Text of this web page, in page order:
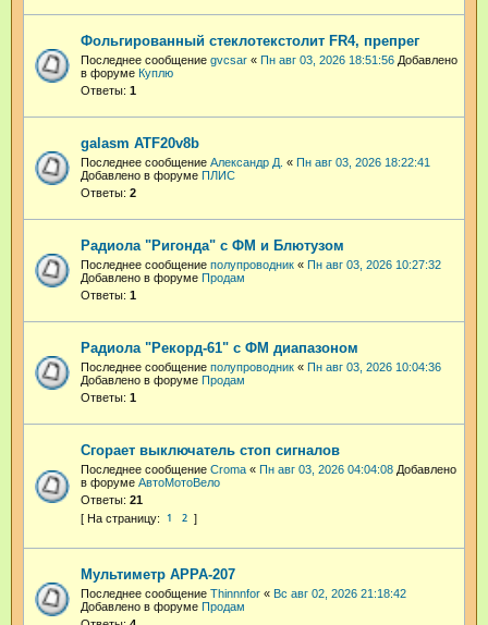
Фольгированный стеклотекстолит FR4, препрег
Последнее сообщение gvcsar « Пн авг 03, 2026 18:51:56 Добавлено
в форуме Куплю
Ответы: 1
galasm ATF20v8b
Последнее сообщение Александр Д. « Пн авг 03, 2026 18:22:41
Добавлено в форуме ПЛИС
Ответы: 2
Радиола "Ригонда" с ФМ и Блютузом
Последнее сообщение полупроводник « Пн авг 03, 2026 10:27:32
Добавлено в форуме Продам
Ответы: 1
Радиола "Рекорд-61" с ФМ диапазоном
Последнее сообщение полупроводник « Пн авг 03, 2026 10:04:36
Добавлено в форуме Продам
Ответы: 1
Сгорает выключатель стоп сигналов
Последнее сообщение Croma « Пн авг 03, 2026 04:04:08 Добавлено
в форуме АвтоМотоВело
Ответы: 21
1 2
Мультиметр APPA-207
Последнее сообщение Thinnnfor « Вс авг 02, 2026 21:18:42
Добавлено в форуме Продам